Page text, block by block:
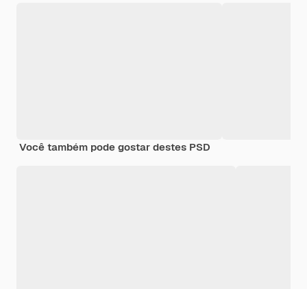
Você também pode gostar destes PSD